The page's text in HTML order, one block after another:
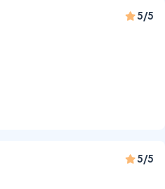
5/5
5/5